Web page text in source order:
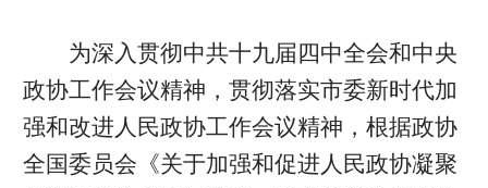
为深入贯彻中共十九届四中全会和中央
政协工作会议精神，贯彻落实市委新时代加
强和改进人民政协工作会议精神，根据政协
全国委员会《关于加强和促进人民政协凝聚